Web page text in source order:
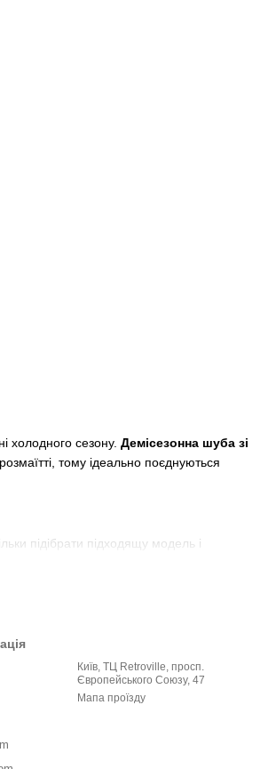
холодного сезону. Демісезонна шуба зі
тому ідеально поєднуються
підібрати підходящу модель і
і шикарний одяг, який може мати
загальний жіночий образ.
попитом серед модниць
Рідко можна знайти еко-шубу до
громадським транспортом.
Київ, ТЦ Retroville, просп.
Європейського Союзу, 47
Мапа проїзду